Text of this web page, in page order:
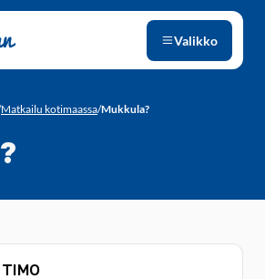
Valikko
Matkailu kotimaassa/Mukkula?